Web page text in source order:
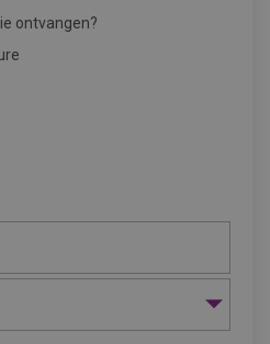
ontvangen?